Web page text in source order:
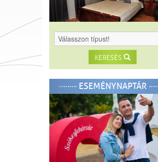
KERESÉS
ESEMÉNYNAPTÁR